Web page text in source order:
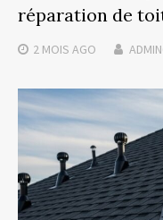
réparation de
2 MOIS AGO